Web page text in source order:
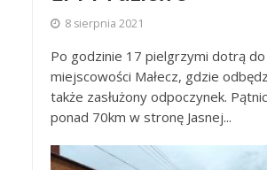
8 sierpnia 2021
Po godzinie 17 pielgrzymi dotrą do
miejscowości Małecz, gdzie
także zasłużony odpoczynek.
ponad 70km w stronę Jasnej...